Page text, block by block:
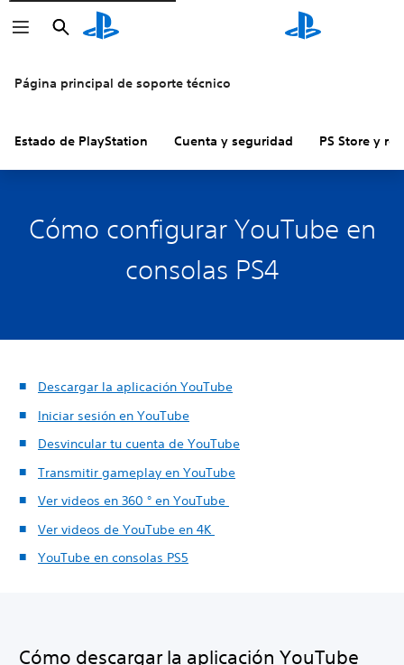
Buscar
Buscar
Página principal de soporte técnico
Estado de PlayStation Cuenta y seguridad PS Store y
Cómo configurar YouTube en
consolas PS4
Descargar la aplicación YouTube
Iniciar sesión en YouTube
Desvincular tu cuenta de YouTube
Transmitir gameplay en YouTube
Ver videos en 360 ° en YouTube
Ver videos de YouTube en 4K
YouTube en consolas PS5
Cómo descargar la aplicación YouTube